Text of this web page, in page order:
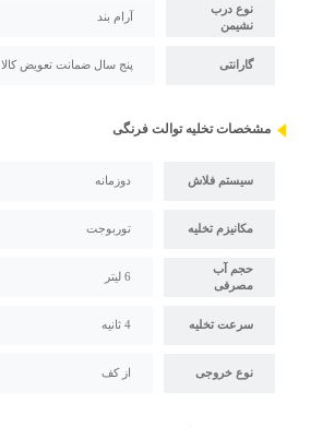
نوع درب
نشیمن
آرام بند
گارانتی پنج سال ضمانت تعویض کالا
مشخصات تخلیه توالت فرنگی
سیستم فلاش دوزمانه
مکانیزم تخلیه توربوجت
حجم آب
مصرفی
6 لیتر
سرعت تخلیه 4 ثانیه
نوع خروجی از کف